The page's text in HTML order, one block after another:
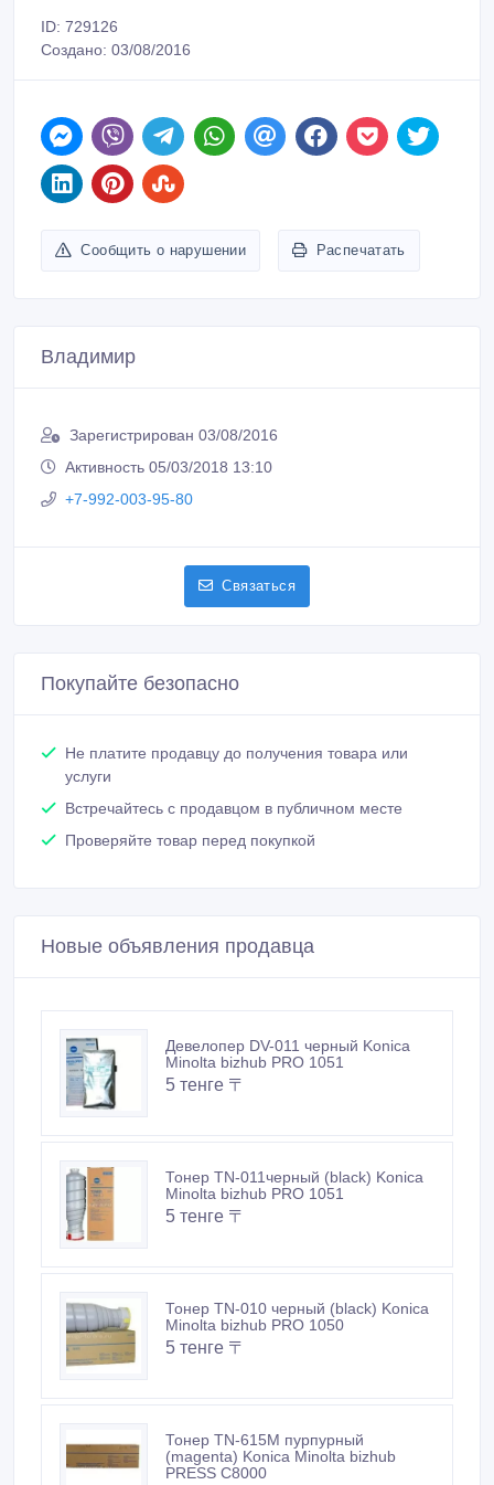
ID: 729126
Создано: 03/08/2016
Сообщить о нарушении Распечатать
Владимир
Зарегистрирован 03/08/2016
Активность 05/03/2018 13:10
+7-992-003-95-80
Связаться
Покупайте безопасно
Не платите продавцу до получения товара или
услуги
Встречайтесь с продавцом в публичном месте
Проверяйте товар перед покупкой
Новые объявления продавца
Девелопер DV-011 черный Konica
Minolta bizhub PRO 1051
5 тенге 〒
Тонер TN-011черный (black) Konica
Minolta bizhub PRO 1051
5 тенге 〒
Тонер TN-010 черный (black) Konica
Minolta bizhub PRO 1050
5 тенге 〒
Тонер TN-615M пурпурный
(magenta) Konica Minolta bizhub
PRESS C8000